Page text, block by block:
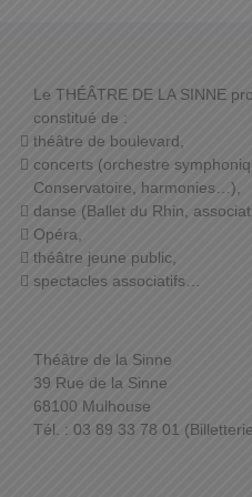
Le THÉÂTRE DE LA SINNE
constitué de :
théâtre de boulevard,
concerts (orchestre
Conservatoire, harmonies…),
danse (Ballet du Rhin,
Opéra,
théâtre jeune public,
spectacles associatifs…
Théâtre de la Sinne
39 Rue de la Sinne
68100 Mulhouse
Tél. : 03 89 33 78 01